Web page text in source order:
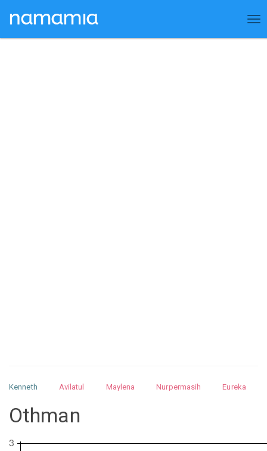
Kenneth Avilatul Maylena Nurpermasih
Eureka
Nurhilman
Pathin
Othman